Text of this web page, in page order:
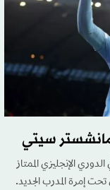
سيتي
الإنجليزي الممتاز
تحت إمرة المدرب الجديد.